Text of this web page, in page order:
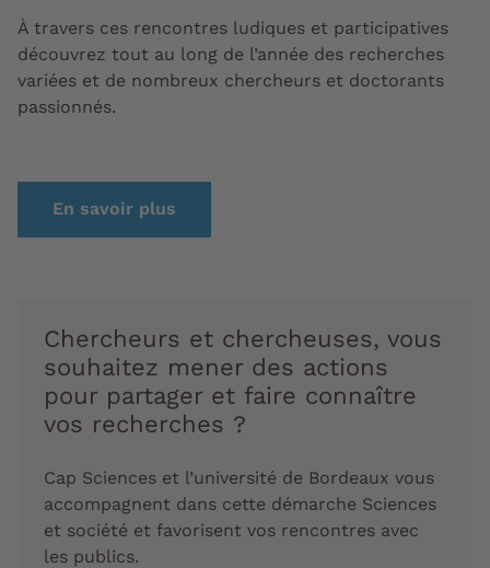
À travers ces rencontres ludiques et participatives
découvrez tout au long de l’année des recherches
variées et de nombreux chercheurs et doctorants
passionnés.
En savoir plus
Chercheurs et chercheuses, vous
souhaitez mener des actions
pour partager et faire connaître
vos recherches ?
Cap Sciences et l’université de Bordeaux vous
accompagnent dans cette démarche Sciences
et société et favorisent vos rencontres avec
les publics.